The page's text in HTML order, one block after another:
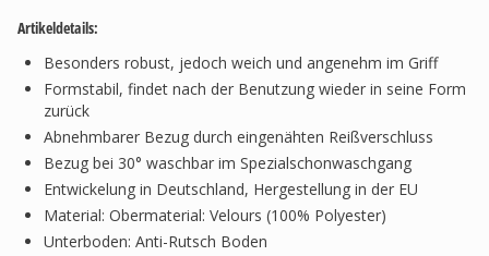
Artikeldetails:
Besonders robust, jedoch weich und angenehm im Griff
Formstabil, findet nach der Benutzung wieder in seine Form
zurück
Abnehmbarer Bezug durch eingenähten Reißverschluss
Bezug bei 30° waschbar im Spezialschonwaschgang
Entwickelung in Deutschland, Hergestellung in der EU
Material: Obermaterial: Velours (100% Polyester)
Unterboden: Anti-Rutsch Boden